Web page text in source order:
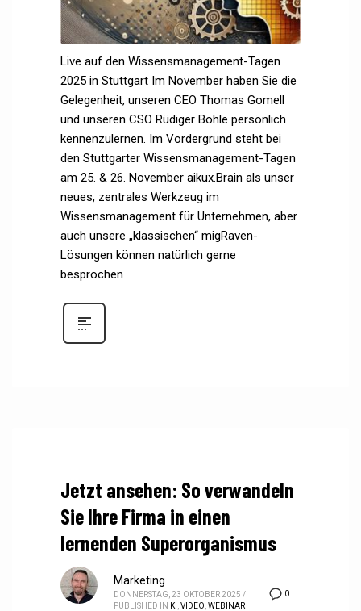
Live auf den Wissensmanagement-Tagen
2025 in Stuttgart Im November haben Sie die
Gelegenheit, unseren CEO Thomas Gomell
und unseren CSO Rüdiger Bohle persönlich
kennenzulernen. Im Vordergrund steht bei
den Stuttgarter Wissensmanagement-Tagen
am 25. & 26. November aikux.Brain als unser
neues, zentrales Werkzeug im
Wissensmanagement für Unternehmen, aber
auch unsere „klassischen“ migRaven-
Lösungen können natürlich gerne
besprochen
Jetzt ansehen: So verwandeln
Sie Ihre Firma in einen
lernenden Superorganismus
0
Marketing
DONNERSTAG, 23 OKTOBER 2025 /
PUBLISHED IN KI VIDEO WEBINAR